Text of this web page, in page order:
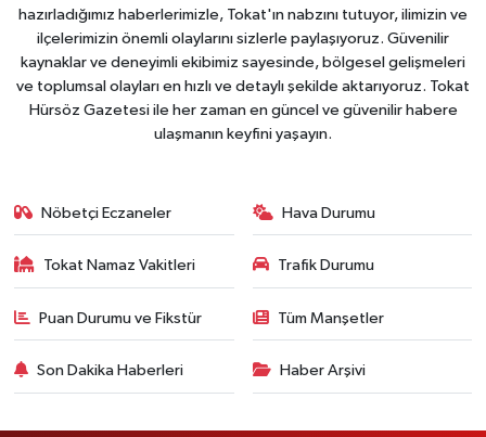
hazırladığımız haberlerimizle, Tokat'ın nabzını tutuyor, ilimizin ve
ilçelerimizin önemli olaylarını sizlerle paylaşıyoruz. Güvenilir
kaynaklar ve deneyimli ekibimiz sayesinde, bölgesel gelişmeleri
ve toplumsal olayları en hızlı ve detaylı şekilde aktarıyoruz. Tokat
Hürsöz Gazetesi ile her zaman en güncel ve güvenilir habere
ulaşmanın keyfini yaşayın.
Nöbetçi Eczaneler Hava Durumu
Tokat Namaz Vakitleri Trafik Durumu
Puan Durumu ve Fikstür Tüm Manşetler
Son Dakika Haberleri Haber Arşivi